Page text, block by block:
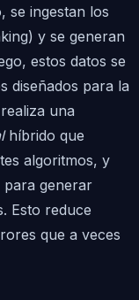
se ingestan los
y se generan
estos datos se
diseñados para la
una
híbrido que
algoritmos, y
para generar
Esto reduce
que a veces